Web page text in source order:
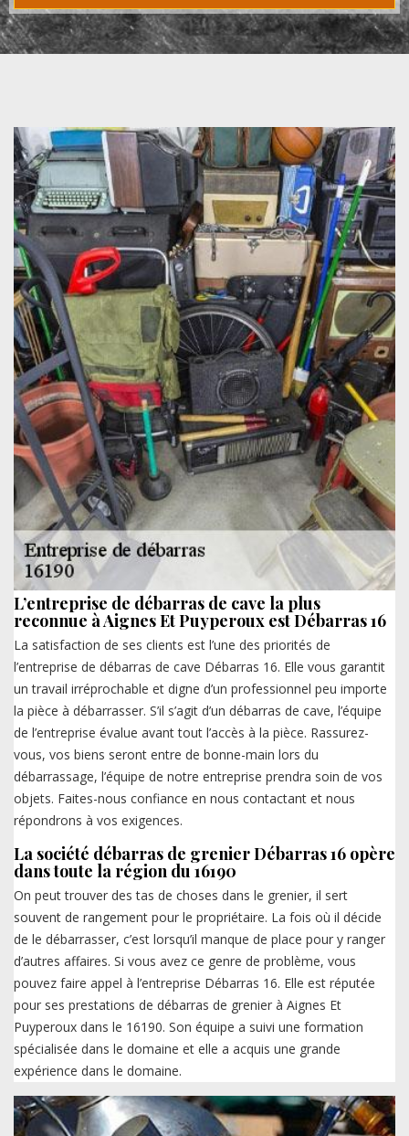
L’entreprise de débarras de cave la plus
reconnue à Aignes Et Puyperoux est Débarras 16
La satisfaction de ses clients est l’une des priorités de
l’entreprise de débarras de cave Débarras 16. Elle vous garantit
un travail irréprochable et digne d’un professionnel peu importe
la pièce à débarrasser. S’il s’agit d’un débarras de cave, l’équipe
de l’entreprise évalue avant tout l’accès à la pièce. Rassurez-
vous, vos biens seront entre de bonne-main lors du
débarrassage, l’équipe de notre entreprise prendra soin de vos
objets. Faites-nous confiance en nous contactant et nous
répondrons à vos exigences.
La société débarras de grenier Débarras 16 opère
dans toute la région du 16190
On peut trouver des tas de choses dans le grenier, il sert
souvent de rangement pour le propriétaire. La fois où il décide
de le débarrasser, c’est lorsqu’il manque de place pour y ranger
d’autres affaires. Si vous avez ce genre de problème, vous
pouvez faire appel à l’entreprise Débarras 16. Elle est réputée
pour ses prestations de débarras de grenier à Aignes Et
Puyperoux dans le 16190. Son équipe a suivi une formation
spécialisée dans le domaine et elle a acquis une grande
expérience dans le domaine.